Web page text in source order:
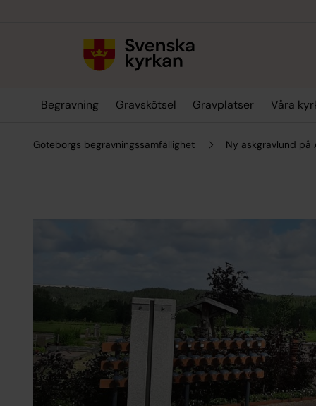
Begravning Gravskötsel Gravplatser Våra
Göteborgs begravningssamfällighet Ny askgravlund på